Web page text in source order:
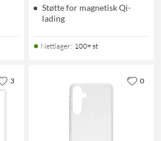
Støtte for magnetisk Qi-
lading
Nettlager: 100+ st
3 0